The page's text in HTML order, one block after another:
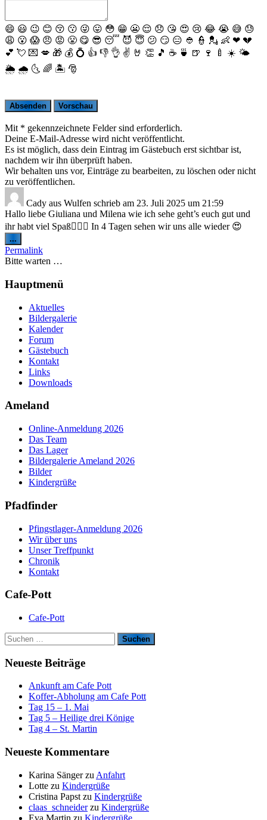
😄 😃 😉 😊 😚 😗 😜 😛 😳 😁 😬 😌 😞 😘 😍 😢 😂 😭 😅 😓
😩 😮 😱 😠 😡 😤 😋 😎 😴 😈 😇 😕 😏 😑 👲 👮 💂 👶 ❤ 💔
💕 💘 💌 💋 🎁 💰 💍 👍 👎 👌 ✌️ 🤘 👏 🎵 ☕️ 🍵 🍺 🍷 🍼 ☀️ 🌤
🌦 🌧 🌜 🌈 🏝 🎅
Mit * gekennzeichnete Felder sind erforderlich.
Deine E-Mail-Adresse wird nicht veröffentlicht.
Es ist möglich, dass dein Eintrag im Gästebuch erst sichtbar ist,
nachdem wir ihn überprüft haben.
Wir behalten uns vor, Einträge zu bearbeiten, zu löschen oder nicht
zu veröffentlichen.
Cady aus Wulfen schrieb am 23. Juli 2025 um 21:59
Hallo liebe Giuliana und Milena wie ich sehe geht’s euch gut und
ihr habt viel Spaß👍🏽😘 In 4 Tagen sehen wir uns alle wieder 😍
...
Metabox
ein-/ausblenden.
Permalink
Bitte warten …
Hauptmenü
Aktuelles
Bildergalerie
Kalender
Forum
Gästebuch
Kontakt
Links
Downloads
Ameland
Online-Anmeldung 2026
Das Team
Das Lager
Bildergalerie Ameland 2026
Bilder
Kindergrüße
Pfadfinder
Pfingstlager-Anmeldung 2026
Wir über uns
Unser Treffpunkt
Chronik
Kontakt
Cafe-Pott
Cafe-Pott
S
u
c
h
Neueste Beiträge
Ankunft am Cafe Pott
Koffer-Abholung am Cafe Pott
Tag 15 – 1. Mai
Tag 5 – Heilige drei Könige
Tag 4 – St. Martin
Neueste Kommentare
Karina Sängerzu Anfahrt
Lotte zu Kindergrüße
Cristina Papst zu Kindergrüße
claas_schneiderzu Kindergrüße
Eva Martin zu Kindergrüße